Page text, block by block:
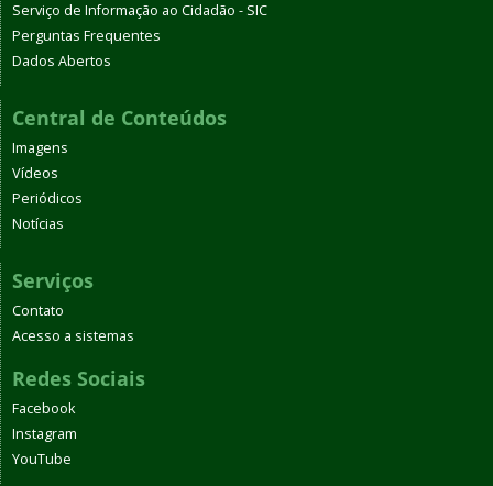
Serviço de Informação ao Cidadão - SIC
Perguntas Frequentes
Dados Abertos
Central de Conteúdos
Imagens
Vídeos
Periódicos
Notícias
Serviços
Contato
Acesso a sistemas
Redes Sociais
Facebook
Instagram
YouTube